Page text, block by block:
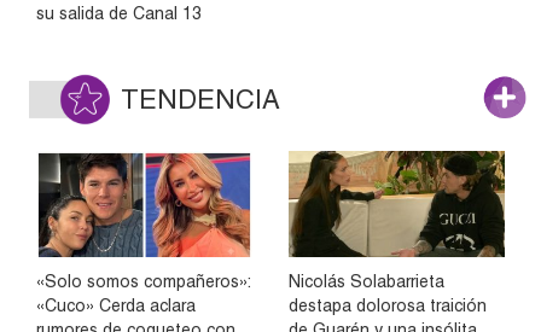
su salida de Canal 13
TENDENCIA
«Solo somos compañeros»:
«Cuco» Cerda aclara
Nicolás Solabarrieta
destapa dolorosa traición